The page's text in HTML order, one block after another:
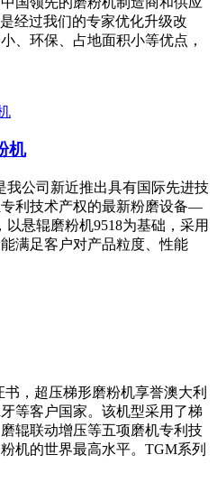
经过我们的专家优化升级改
、环保、占地面积小等优点，
机
我公司新近推出具有国际先进技
利技术产权的最新粉磨设备—
悬辊磨粉机9518为基础，采用
满足客户对产品粒度、性能
，超压梯形磨粉机享誉澳大利
等客户国家。该机型采用了梯
辊联动增压等五项磨机专利技
机的世界最高水平。TGM系列